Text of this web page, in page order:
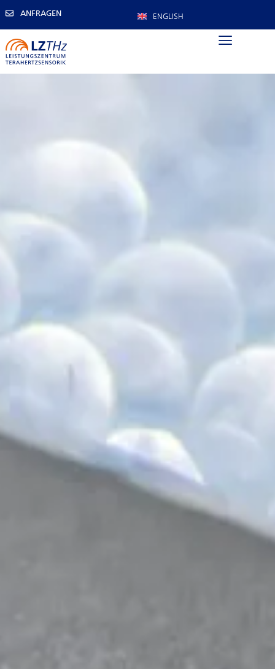
ANFRAGEN ENGLISH